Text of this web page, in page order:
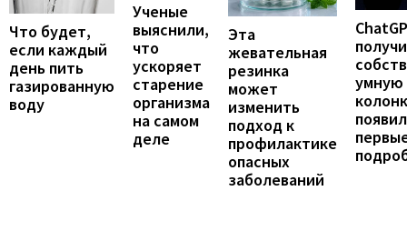
Что будет,
если каждый
день пить
газированную
воду
Ученые
выяснили,
что
ускоряет
старение
организма
на самом
деле
Эта
жевательная
резинка
может
изменить
подход к
профилактике
опасных
заболеваний
умную